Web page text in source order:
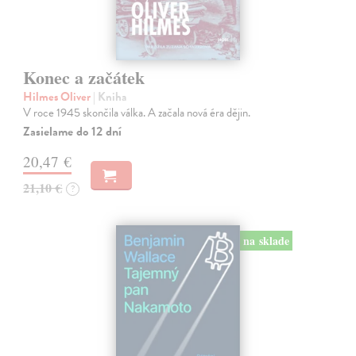
Konec a začátek
Hilmes Oliver| Kniha
V roce 1945 skončila válka. A začala nová éra dějin.
Zasielame do 12 dní
20,47 €
21,10 € ?
na sklade